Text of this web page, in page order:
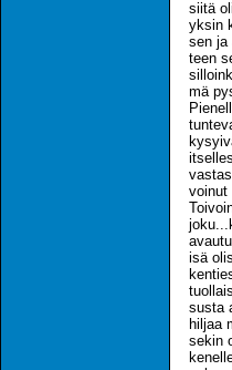
siitä
yksin
sen ja
teen
mä
voinut
isä
susta
hiljaa
sekin